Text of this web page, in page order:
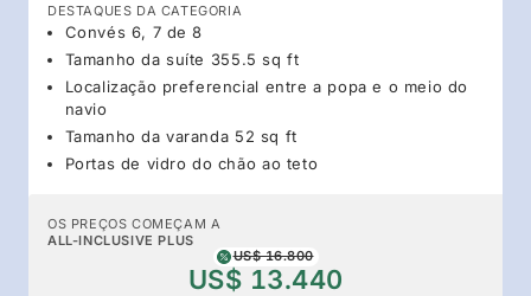
DESTAQUES DA CATEGORIA
Convés 6, 7 de 8
Tamanho da suíte 355.5 sq ft
Localização preferencial entre a popa e o meio do
navio
Tamanho da varanda 52 sq ft
Portas de vidro do chão ao teto
OS PREÇOS COMEÇAM A
ALL-INCLUSIVE PLUS
US$ 16.800
US$ 13.440